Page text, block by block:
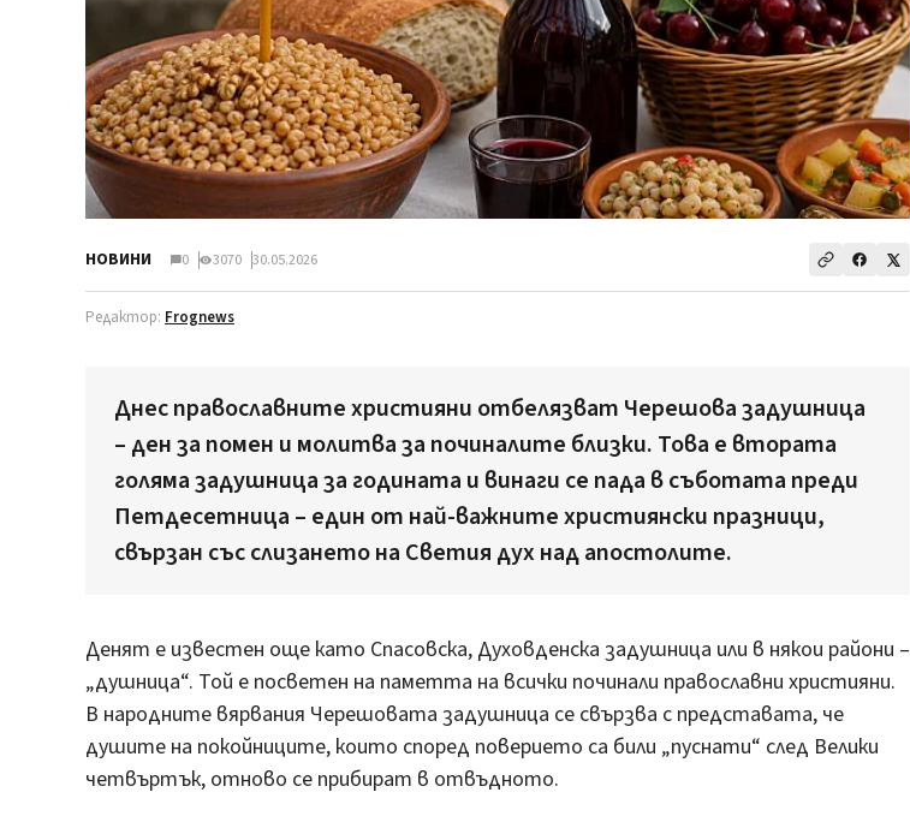
НОВИНИ 0 3070 30.05.2026
Редактор: Frognews
Днес православните християни отбелязват Черешова задушница
– ден за помен и молитва за починалите близки. Това е втората
голяма задушница за годината и винаги се пада в съботата преди
Петдесетница – един от най-важните християнски празници,
свързан със слизането на Светия дух над апостолите.
Денят е известен още като Спасовска, Духовденска задушница или в някои райони –
„душница“. Той е посветен на паметта на всички починали православни християни.
В народните вярвания Черешовата задушница се свързва с представата, че
душите на покойниците, които според поверието са били „пуснати“ след Велики
четвъртък, отново се прибират в отвъдното.